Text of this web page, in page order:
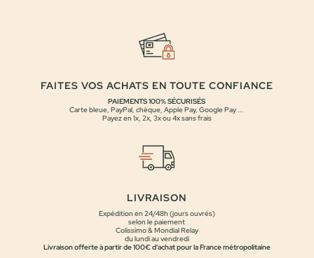
FAITES VOS ACHATS EN TOUTE CONFIANCE
PAIEMENTS 100% SÉCURISÉS
Carte bleue, PayPal, chèque, Apple Pay, Google Pay ...
Payez en 1x, 2x, 3x ou 4x sans frais
LIVRAISON
Expédition en 24/48h (jours ouvrés)
selon le paiement
Colissimo & Mondial Relay
du lundi au vendredi
Livraison offerte à partir de 100€ d'achat pour la France métropolitaine